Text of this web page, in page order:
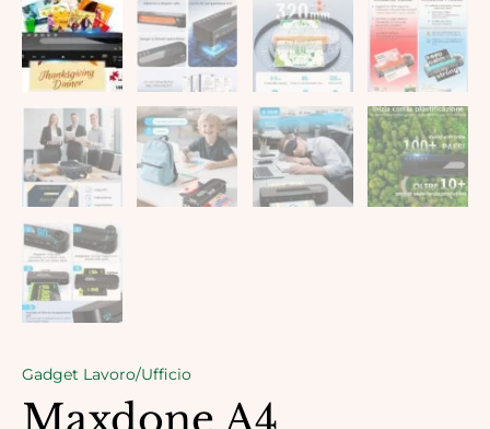
Gadget Lavoro/Ufficio